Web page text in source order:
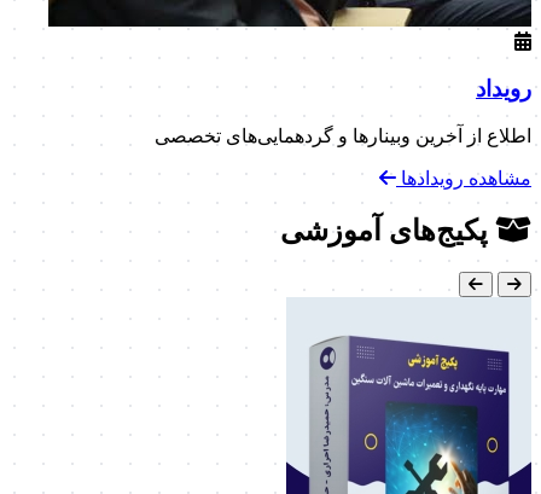
رویداد
اطلاع از آخرین وبینارها و گردهمایی‌های تخصصی
مشاهده رویدادها
پکیج‌های آموزشی